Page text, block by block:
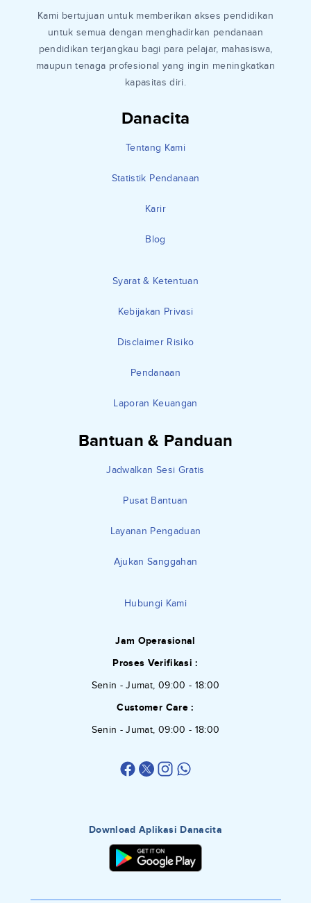
Danacita
Tentang Kami
Statistik Pendanaan
Karir
Blog
Syarat & Ketentuan
Kebijakan Privasi
Disclaimer Risiko
Pendanaan
Laporan Keuangan
Bantuan & Panduan
Jadwalkan Sesi Gratis
Pusat Bantuan
Layanan Pengaduan
Ajukan Sanggahan
Hubungi Kami
Jam Operasional
Proses Verifikasi :
Senin - Jumat, 09:00 - 18:00
Customer Care :
Senin - Jumat, 09:00 - 18:00
Kami bertujuan untuk memberikan akses pendidikan
untuk semua dengan menghadirkan pendanaan
pendidikan terjangkau bagi para pelajar, mahasiswa,
maupun tenaga profesional yang ingin meningkatkan
kapasitas diri.
Download Aplikasi Danacita